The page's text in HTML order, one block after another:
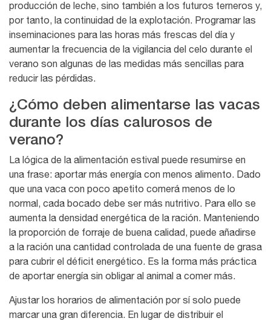
producción de leche, sino también a los futuros terneros y,
por tanto, la continuidad de la explotación. Programar las
inseminaciones para las horas más frescas del día y
aumentar la frecuencia de la vigilancia del celo durante el
verano son algunas de las medidas más sencillas para
reducir las pérdidas.
¿Cómo deben alimentarse las vacas
durante los días calurosos de
verano?
La lógica de la alimentación estival puede resumirse en
una frase: aportar más energía con menos alimento. Dado
que una vaca con poco apetito comerá menos de lo
normal, cada bocado debe ser más nutritivo. Para ello se
aumenta la densidad energética de la ración. Manteniendo
la proporción de forraje de buena calidad, puede añadirse
a la ración una cantidad controlada de una fuente de grasa
para cubrir el déficit energético. Es la forma más práctica
de aportar energía sin obligar al animal a comer más.
Ajustar los horarios de alimentación por sí solo puede
marcar una gran diferencia. En lugar de distribuir el